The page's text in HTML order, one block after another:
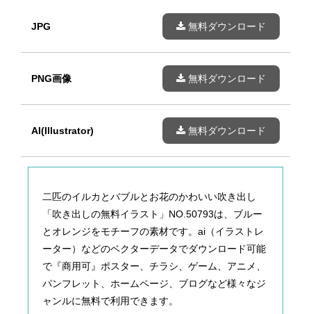
JPG 無料ダウンロード
PNG画像 無料ダウンロード
AI(Illustrator) 無料ダウンロード
二匹のイルカとバブルとお花のかわいい吹き出し
「吹き出しの無料イラスト」NO.50793は、ブルー
とオレンジをモチーフの素材です。ai（イラストレ
ーター）などのベクターデータでダウンロード可能
で『商用可』ポスター、チラシ、ゲーム、アニメ、
パンフレット、ホームページ、ブログなど様々なジ
ャンルに無料で利用できます。